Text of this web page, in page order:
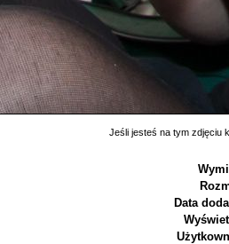
Jeśli jesteś na tym zdjęciu
Data